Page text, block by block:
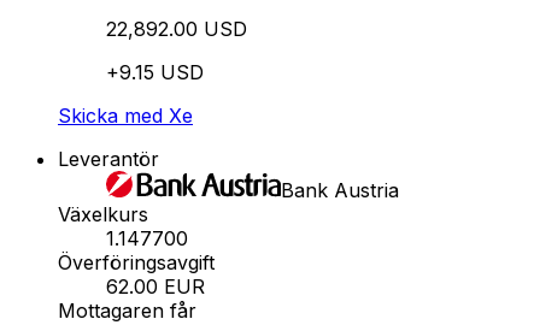
22,892.00 USD
+9.15 USD
Skicka med Xe
Leverantör
Bank Austria
Växelkurs
1.147700
Överföringsavgift
62.00 EUR
Mottagaren får